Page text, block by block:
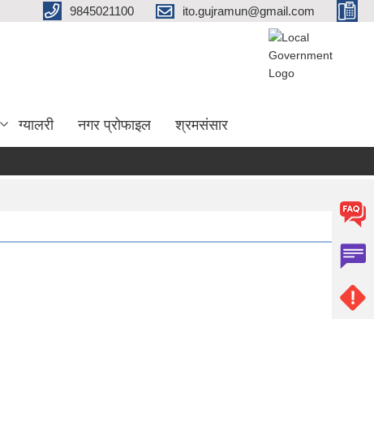
9845021100 ito.gujramun@gmail.com
ग्यालरी नगर प्रोफाइल श्रमसंसार